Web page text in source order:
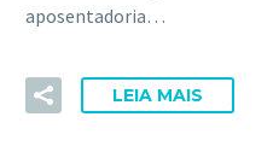
aposentadoria…
LEIA MAIS